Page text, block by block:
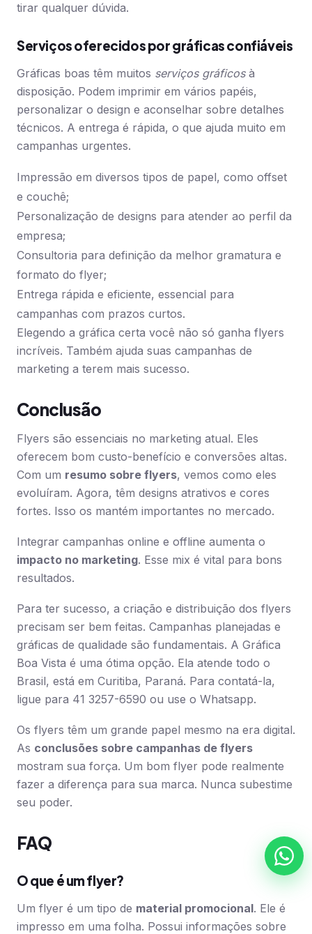
tirar qualquer dúvida.
Serviços oferecidos por gráficas confiáveis
Gráficas boas têm muitos serviços gráficosà
disposição. Podem imprimir em vários papéis,
personalizar o design e aconselhar sobre detalhes
técnicos. A entrega é rápida, o que ajuda muito em
campanhas urgentes.
Impressão em diversos tipos de papel, como offset
e couchê;
Personalização de designs para atender ao perfil da
empresa;
Consultoria para definição da melhor gramatura e
formato do flyer;
Entrega rápida e eficiente, essencial para
campanhas com prazos curtos.
Elegendo a gráfica certa você não só ganha flyers
incríveis. Também ajuda suas campanhas de
marketing a terem mais sucesso.
Conclusão
Flyers são essenciais no marketing atual. Eles
oferecem bom custo-benefício e conversões altas.
Com um resumo sobre flyers, vemos como eles
evoluíram. Agora, têm designs atrativos e cores
fortes. Isso os mantém importantes no mercado.
Integrar campanhas online e offline aumenta o
impacto no marketing. Esse mix é vital para bons
resultados.
Para ter sucesso, a criação e distribuição dos flyers
precisam ser bem feitas. Campanhas planejadas e
gráficas de qualidade são fundamentais. A Gráfica
Boa Vista é uma ótima opção. Ela atende todo o
Brasil, está em Curitiba, Paraná. Para contatá-la,
ligue para 41 3257-6590 ou use o Whatsapp.
Os flyers têm um grande papel mesmo na era digital.
As conclusões sobre campanhas de flyers
mostram sua força. Um bom flyer pode realmente
fazer a diferença para sua marca. Nunca subestime
seu poder.
FAQ
O que é um flyer?
Um flyer é um tipo de material promocional. Ele é
impresso em uma folha. Possui informações sobre